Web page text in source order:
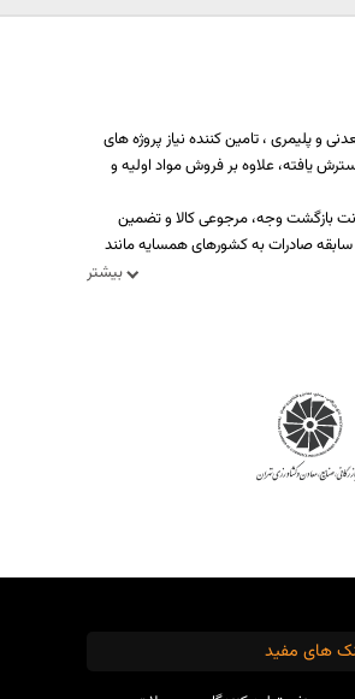
بیشتر
و پلیمری ، تامین کننده نیاز پروژه های
معتبر گسترش یافته، علاوه بر فروش مواد اولیه و
بازگشت وجه، مرجوعی کالا و تضمین
صادرات به کشورهای همسایه مانند
های مفید